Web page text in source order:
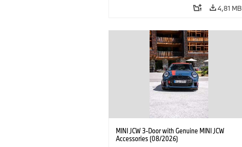
4,81 MB
MINI JCW 3-Door with Genuine MINI JCW
Accessories (08/2026)